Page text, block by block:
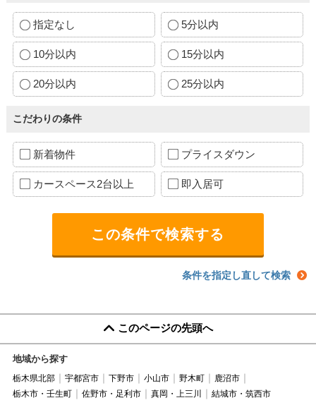
指定なし 5分以内
10分以内 15分以内
20分以内 25分以内
こだわりの条件
新着物件 プライスダウン
カースペース2台以上 即入居可
条件を指定し直して検索
このページの先頭へ
地域から探す
栃木県北部 宇都宮市 下野市 小山市 野木町
鹿沼市
栃木市・壬生町
佐野市・足利市 真岡・上三川 結城市・筑西市